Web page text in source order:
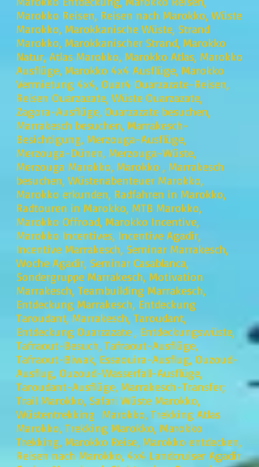
Marokko Reisen, Reisen nach Marokko, Wüste
Marokko, Marokkanische Wüste, Strand
Marokko, Marokkanischer Strand, Marokko
Natur, Atlas Marokko, Marokko Atlas, Marokko
Ausflüge, Marokko 4x4 Ausflüge, Marokko
Vermietung 4x4, Ouar4 Ouarzazate-Reisen,
Reisen Ouarzazate, Wüste Ouarzazate,
Zagora-Ausflüge, Ouarzazate besuchen,
Marrakesch besuchen, Marrakesch-
Besichtigung, Merzouga-Ausflüge,
Merzouga-Dünen, Merzouga-Wüste,
Merzouga Marokko, Marokko , Marrakesch
besuchen, Wüstenabenteuer Marokko,
Marokko erkunden, Radfahren in Marokko,
Radtouren in Marokko, MTB Marokko,
Marokko Offroad, Marokko Incentive,
Marokko Incentives, Incentive Agadir,
Incentive Marrakesch, Seminar Marrakesch,
Woche Agadir, Seminar Casablanca,
Sondergruppe Marrakesch, Motivation
Marrakesch, Teambuilding Marrakesch,
Entdeckung Marrakesch, Entdeckung
Taroudant, Marrakesch, Taroudant,
Entdeckung Ouarzazate , Entdeckungswüste,
Tafraout-Besuch, Tafraout-Ausflüge,
Tafraout-Biwak, Essaouira-Ausflug, Ouzoud-
Ausflug, Ouzoud-Wasserfall-Ausflüge,
Taroudant-Ausflüge, Marrakesch-Transfer;
Trail Marokko, Safari Wüste Marokko,
Wüstentrekking Marokko, Trekking Atlas
Marokko, Trekking Marokko, Marokko
Trekking, Marokko Reise, Marokko entdecken,
Reisen nach Marokko, 4x4 Landcruiser Agadir